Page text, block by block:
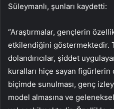
Süleymanlı, şunları kaydetti:
“Araştırmalar, gençlerin
etkilendiğini göstermektedir.
dolandırıcılar, şiddet
kuralları hiçe sayan
biçimde sunulması, genç
model almasına ve